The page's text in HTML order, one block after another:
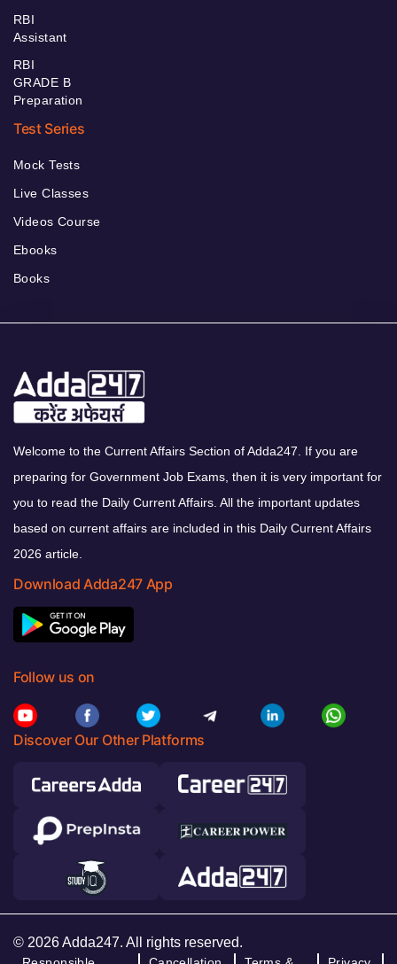
RBI
Assistant
RBI
GRADE B
Preparation
Test Series
Mock Tests
Live Classes
Videos Course
Ebooks
Books
Welcome to the Current Affairs Section of Adda247. If you are
preparing for Government Job Exams, then it is very important for
you to read the Daily Current Affairs. All the important updates
based on current affairs are included in this Daily Current Affairs
2026 article.
Download Adda247 App
Follow us on
Discover Our Other Platforms
© 2026 Adda247. All rights reserved.